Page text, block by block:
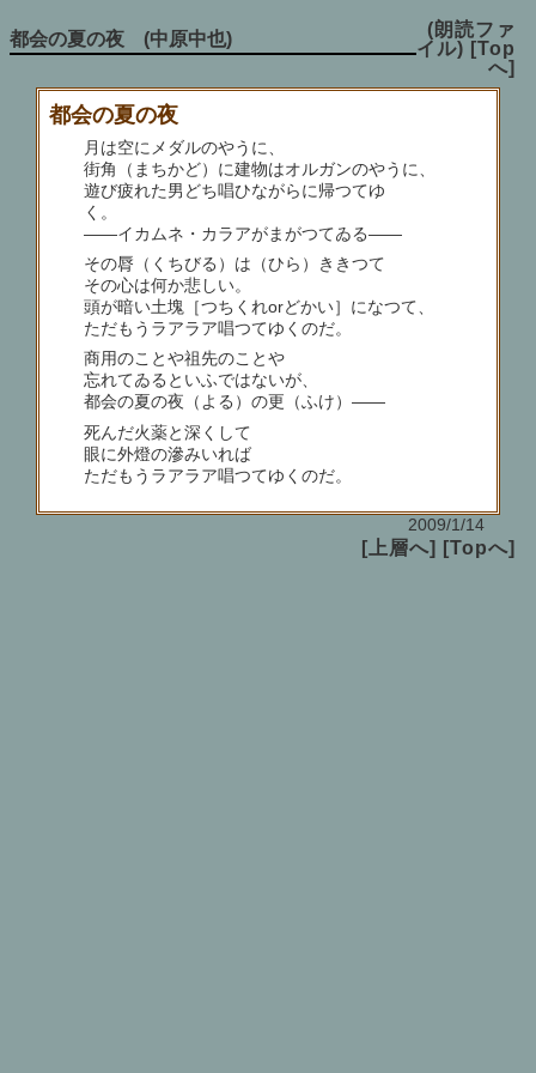
都会の夏の夜 (中原中也)
(朗読ファ
イル) [Top
へ]
都会の夏の夜
月は空にメダルのやうに、
街角（まちかど）に建物はオルガンのやうに、
遊び疲れた男どち唱ひながらに帰つてゆ
く。
――イカムネ・カラアがまがつてゐる――
その脣（くちびる）は（ひら）ききつて
その心は何か悲しい。
頭が暗い土塊［つちくれorどかい］になつて、
ただもうラアラア唱つてゆくのだ。
商用のことや祖先のことや
忘れてゐるといふではないが、
都会の夏の夜（よる）の更（ふけ）――
死んだ火薬と深くして
眼に外燈の滲みいれば
ただもうラアラア唱つてゆくのだ。
2009/1/14
[上層へ] [Topへ]